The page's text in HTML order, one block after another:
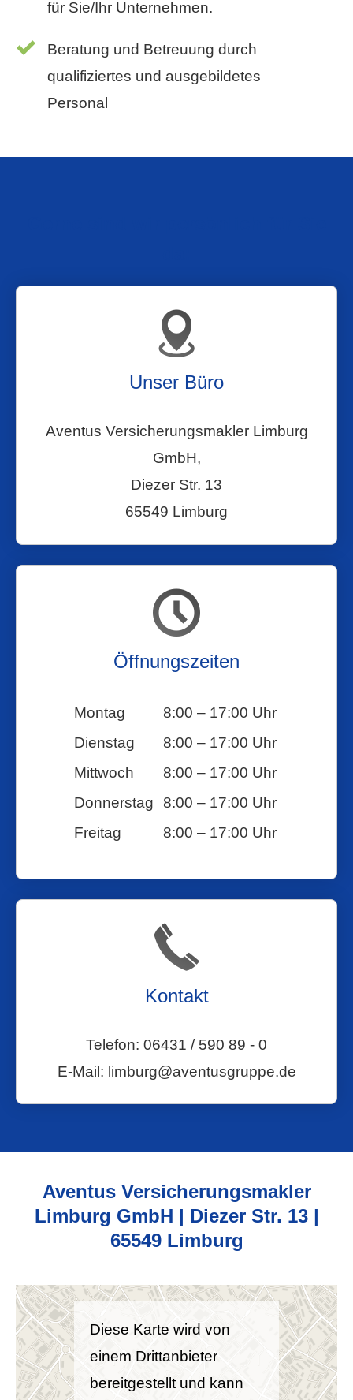
für Sie/Ihr Unternehmen.
Beratung und Betreuung durch
qualifiziertes und ausgebildetes
Personal
Unser Büro
Aventus Ver­sicherungs­makler Limburg
GmbH,
Diezer Str. 13
65549 Limburg
Öffnungszeiten
Montag
8:00 – 17:00 Uhr
Dienstag
8:00 – 17:00 Uhr
Mittwoch
8:00 – 17:00 Uhr
Donnerstag
8:00 – 17:00 Uhr
Freitag
8:00 – 17:00 Uhr
Kontakt
Telefon: 06431 / 590 89 - 0
E-Mail: limburg@aventusgruppe.de
Aventus Ver­sicherungs­makler
Limburg GmbH | Diezer Str. 13 |
65549 Limburg
Diese Karte wird von
einem Drittanbieter
bereitgestellt und kann